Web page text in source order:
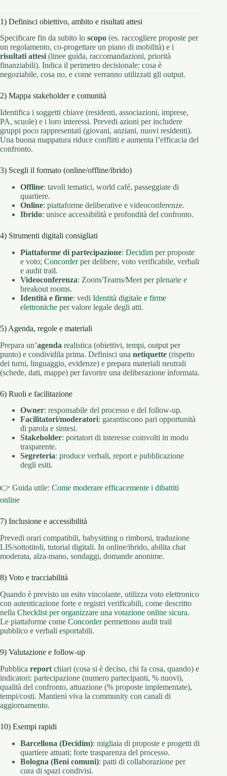
1) Definisci obiettivo, ambito e risultati attesi
Specificare fin da subito lo scopo (es. raccogliere proposte per
un regolamento, co-progettare un piano di mobilità) e i
risultati attesi (linee guida, raccomandazioni, priorità
finanziabili). Indica il perimetro decisionale: cosa è
negoziabile, cosa no, e come verranno utilizzati gli output.
2) Mappa stakeholder e comunità
Identifica i soggetti chiave (residenti, associazioni, imprese,
PA, scuole) e i loro interessi. Prevedi azioni per includere
gruppi poco rappresentati (giovani, anziani, nuovi residenti).
Una buona mappatura riduce conflitti e aumenta l’efficacia del
confronto.
3) Scegli il formato (online/offline/ibrido)
Offline: tavoli tematici, world café, passeggiate di
quartiere.
Online: piattaforme deliberative e videoconferenze.
Ibrido: unisce accessibilità e profondità del confronto.
4) Strumenti digitali consigliati
Piattaforme di partecipazione: Decidim per proposte
e voto; Concorderper delibere, voto verificabile, verbali
e audit trail.
Videoconferenza: Zoom/Teams/Meet per plenarie e
breakout rooms.
Identità e firme: vedi Identità digitale e firme
elettroniche per valore legale degli atti.
5) Agenda, regole e materiali
Prepara un’agenda realistica (obiettivi, tempi, output per
punto) e condividila prima. Definisci una netiquette (rispetto
dei turni, linguaggio, evidenze) e prepara materiali neutrali
(schede, dati, mappe) per favorire una deliberazione informata.
6) Ruoli e facilitazione
Owner: responsabile del processo e del follow-up.
Facilitatori/moderatori: garantiscono pari opportunità
di parola e sintesi.
Stakeholder: portatori di interesse coinvolti in modo
trasparente.
Segreteria: produce verbali, report e pubblicazione
degli esiti.
👉 Guida utile: Come moderare efficacemente i dibattiti
online
7) Inclusione e accessibilità
Prevedi orari compatibili, babysitting o rimborsi, traduzione
LIS/sottotitoli, tutorial digitali. In online/ibrido, abilita chat
moderata, alza-mano, sondaggi, domande anonime.
8) Voto e tracciabilità
Quando è previsto un esito vincolante, utilizza voto elettronico
con autenticazione forte e registri verificabili, come descritto
nella Checklist per organizzare una votazione online sicura.
Le piattaforme come Concorderpermettono audit trail
pubblico e verbali esportabili.
9) Valutazione e follow-up
Pubblica report chiari (cosa si è deciso, chi fa cosa, quando) e
indicatori: partecipazione (numero partecipanti, % nuovi),
qualità del confronto, attuazione (% proposte implementate),
tempi/costi. Mantieni viva la community con canali di
aggiornamento.
10) Esempi rapidi
Barcellona (Decidim): migliaia di proposte e progetti di
quartiere attuati; forte trasparenza del processo.
Bologna (Beni comuni): patti di collaborazione per
cura di spazi condivisi.